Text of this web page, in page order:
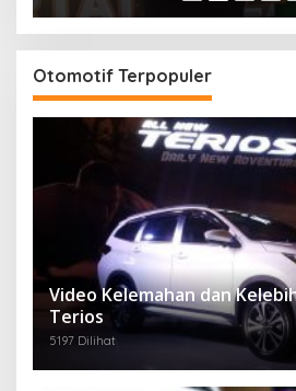
Otomotif Terpopuler
Video Kelemahan dan
Terios
5197 Dilihat